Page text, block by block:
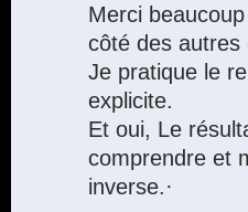
Merci
côté des
Je pratique le
explicite.
Et oui, Le
comprendre et
inverse.·